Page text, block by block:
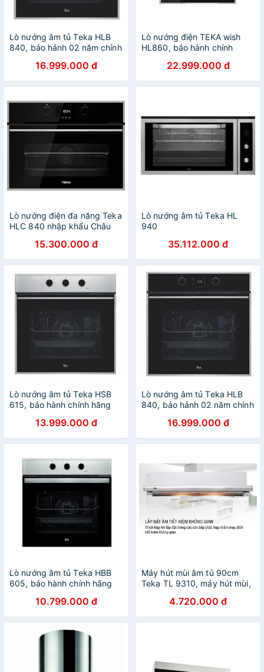
Lò nướng âm tủ Teka HLB
840, bảo hảnh 02 năm chính
16.999.000 đ
Lò nướng điện TEKA wish
HL860, bảo hành chính
22.999.000 đ
Lò nướng điện đa năng Teka
HLC 840 nhập khẩu Châu
bánh, lò nướng thủy tinh, lò
nướng bánh mì
15.300.000 đ
Lò nướng âm tủ Teka HL
940
35.112.000 đ
Lò nướng âm tủ Teka HSB
615, bảo hành chính hãng
13.999.000 đ
Lò nướng âm tủ Teka HLB
840, bảo hảnh 02 năm chính
16.999.000 đ
Lò nướng âm tủ Teka HBB
605, bảo hành chính hãng
10.799.000 đ
Máy hút mùi âm tủ 90cm
Teka TL 9310, máy hút mùi,
khử mùi, may hut mui, máy
hút mùi bếp
4.720.000 đ